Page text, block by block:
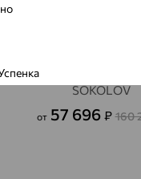
Браслет, золото,
SOKOLOV
от 57 696 ₽ 160